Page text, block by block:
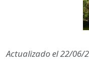
Actualizado el22/06/